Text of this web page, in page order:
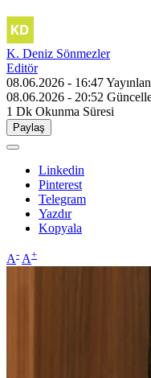
K. Deniz Sönmezler
Editör
08.06.2026 - 16:47
08.06.2026 - 20:52
1 Dk Okunma Süresi
Paylaş
Linkedin
Pinterest
Telegram
Yazdır
Kopyala
A- A+